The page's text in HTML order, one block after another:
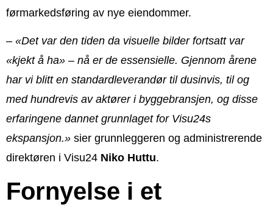
førmarkedsføring av nye eiendommer.
– «Det var den tiden da visuelle bilder fortsatt var
«kjekt å ha» – nå er de essensielle. Gjennom årene
har vi blitt en standardleverandør til dusinvis, til og
med hundrevis av aktører i byggebransjen, og disse
erfaringene dannet grunnlaget for Visu24s
ekspansjon.» sier grunnleggeren og administrerende
direktøren i Visu24 Niko Huttu.
Fornyelse i et